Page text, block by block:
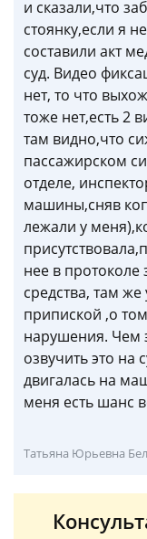
и сказали,что
стоянку,если я
составили акт
суд. Видео
нет, то что
тоже нет,есть 2
там видно,что
пассажирском
отделе,
машины,сняв
лежали у
нее в протоколе
средства, там же
припиской ,о
нарушения. Чем
озвучить это на
двигалась на
меня есть шанс
Татьяна Юрьевна